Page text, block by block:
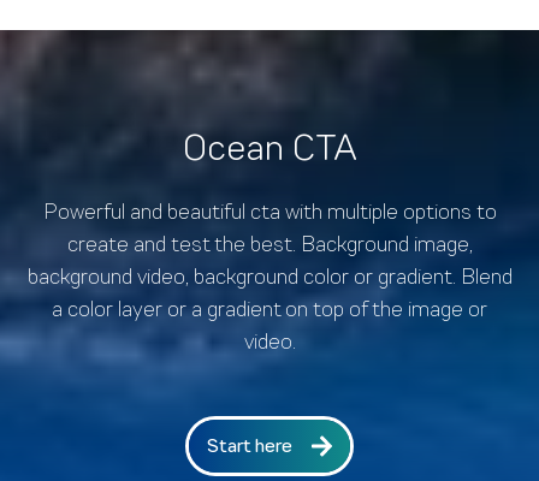
Ocean CTA
Powerful and beautiful cta with multiple options to
create and test the best. Background image,
background video, background color or gradient. Blend
a color layer or a gradient on top of the image or
video.
Start here